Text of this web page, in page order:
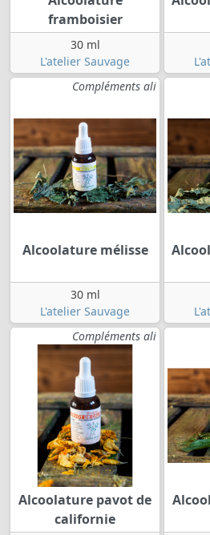
framboisier
30 ml
L'atelier Sauvage
Compléments ali
Alcoolature mélisse
30 ml
L'atelier Sauvage
Compléments ali
Alcoolature pavot de
californie